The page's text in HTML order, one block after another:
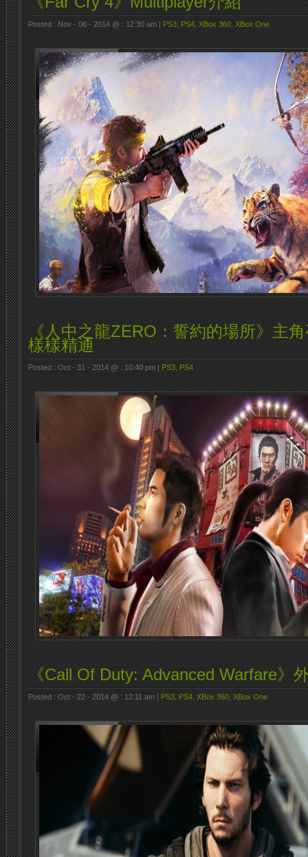
Posted : Nov - 06 - 2014 @ : 12:30 am | PS3 PS4 XBox 360 XBox One
《人中之龍ZERO：誓約的場所》主
樣樣精通
Posted : Oct - 31 - 2014 @ : 10:40 pm | PS3 PS4
《Call Of Duty: Advanced Warfare》
Posted : Oct - 22 - 2014 @ : 12:11 am | PS3 PS4 XBox 360 XBox One